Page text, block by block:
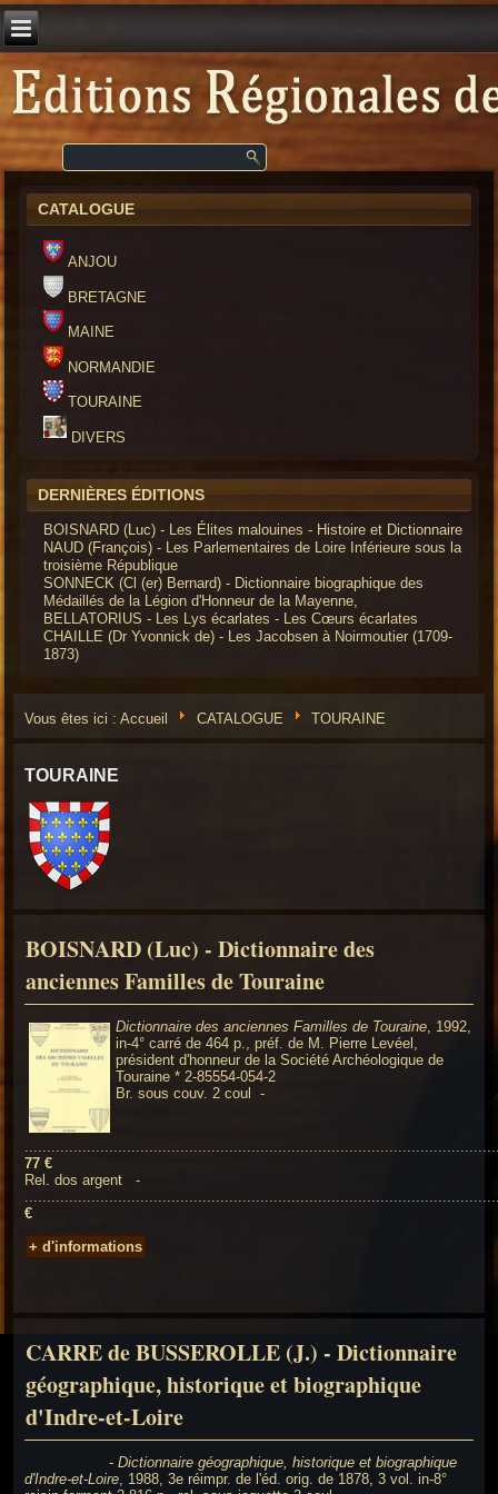
CATALOGUE
ANJOU
BRETAGNE
MAINE
NORMANDIE
TOURAINE
DIVERS
DERNIÈRES ÉDITIONS
BOISNARD (Luc) - Les Élites malouines - Histoire et Dictionnaire
NAUD (François) - Les Parlementaires de Loire Inférieure sous la
troisième République
SONNECK (Cl (er) Bernard) - Dictionnaire biographique des
Médaillés de la Légion d'Honneur de la Mayenne,
BELLATORIUS - Les Lys écarlates - Les Cœurs écarlates
CHAILLE (Dr Yvonnick de) - Les Jacobsen à Noirmoutier (1709-
1873)
Vous êtes ici :Accueil CATALOGUE TOURAINE
TOURAINE
BOISNARD (Luc) - Dictionnaire des
anciennes Familles de Touraine
Dictionnaire des anciennes Familles de Touraine, 1992,
in-4° carré de 464 p., préf. de M. Pierre Levéel,
président d'honneur de la Société Archéologique de
Touraine * 2-85554-054-2
Br. sous couv. 2 coul -
77 €
Rel. dos argent -
€
+ d'informations
CARRE de BUSSEROLLE (J.) - Dictionnaire
géographique, historique et biographique
d'Indre-et-Loire
- Dictionnaire géographique, historique et biographique
d'Indre-et-Loire , 1988, 3e réimpr. de l'éd. orig. de 1878, 3 vol. in-8°